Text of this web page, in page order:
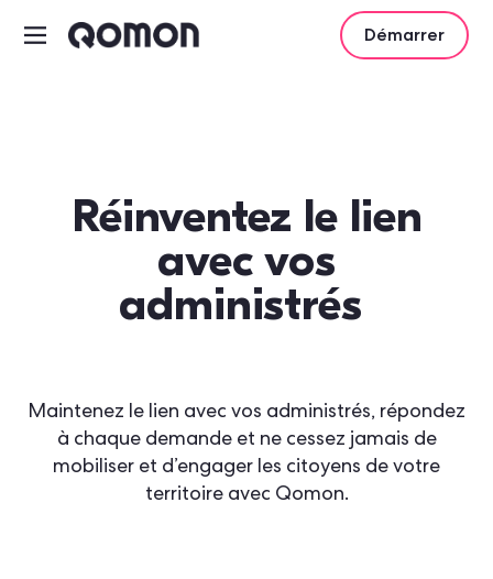
Démarrer
Réinventez le lien
avec vos
administrés
Maintenez le lien avec vos administrés, répondez
à chaque demande et ne cessez jamais de
mobiliser et d’engager les citoyens de votre
territoire avec Qomon.